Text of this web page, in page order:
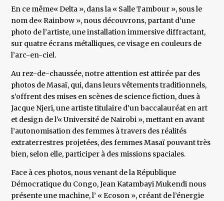
En ce même« Delta », dans la « Salle Tambour », sous le
nom de« Rainbow », nous découvrons, partant d’une
photo de l’artiste, une installation immersive diffractant,
sur quatre écrans métalliques, ce visage en couleurs de
l’arc-en-ciel.
Au rez-de-chaussée, notre attention est attirée par des
photos de Masaï, qui, dans leurs vêtements traditionnels,
s’offrent des mises en scènes de science fiction, dues à
Jacque Njeri, une artiste titulaire d’un baccalauréat en art
et design de l’« Université de Nairobi », mettant en avant
l’autonomisation des femmes à travers des réalités
extraterrestres projetées, des femmes Masaï pouvant très
bien, selon elle, participer à des missions spaciales.
Face à ces photos, nous venant de la République
Démocratique du Congo, Jean Katambayi Mukendi nous
présente une machine, l’ « Ecoson », créant de l’énergie